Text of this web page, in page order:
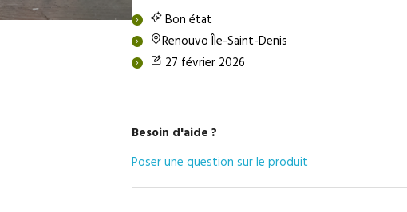
Bon état
Renouvo Île-Saint-Denis
27 février 2026
Besoin d'aide ?
Poser une question sur le produit